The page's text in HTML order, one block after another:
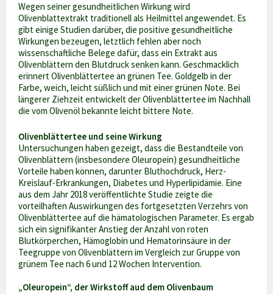
Wegen seiner gesundheitlichen Wirkung wird
Olivenblattextrakt traditionell als Heilmittel angewendet. Es
gibt einige Studien darüber, die positive gesundheitliche
Wirkungen bezeugen, letztlich fehlen aber noch
wissenschaftliche Belege dafür, dass ein Extrakt aus
Olivenblättern den Blutdruck senken kann. Geschmacklich
erinnert Olivenblättertee an grünen Tee. Goldgelb in der
Farbe, weich, leicht süßlich und mit einer grünen Note. Bei
längerer Ziehzeit entwickelt der Olivenblättertee im Nachhall
die vom Olivenöl bekannte leicht bittere Note.
Olivenblättertee und seine Wirkung
Untersuchungen haben gezeigt, dass die Bestandteile von
Olivenblättern (insbesondere Oleuropein) gesundheitliche
Vorteile haben können, darunter Bluthochdruck, Herz-
Kreislauf-Erkrankungen, Diabetes und Hyperlipidämie. Eine
aus dem Jahr 2018 veröffentlichte Studie zeigte die
vorteilhaften Auswirkungen des fortgesetzten Verzehrs von
Olivenblättertee auf die hämatologischen Parameter. Es ergab
sich ein signifikanter Anstieg der Anzahl von roten
Blutkörperchen, Hämoglobin und Hematorinsäure in der
Teegruppe von Olivenblättern im Vergleich zur Gruppe von
grünem Tee nach 6 und 12 Wochen Intervention.
„Oleuropein“, der Wirkstoff aud dem Olivenbaum